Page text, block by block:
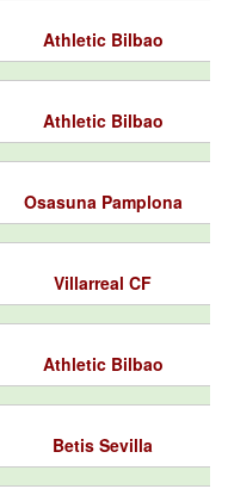
Athletic Bilbao
Athletic Bilbao
Osasuna Pamplona
Villarreal CF
Athletic Bilbao
Betis Sevilla